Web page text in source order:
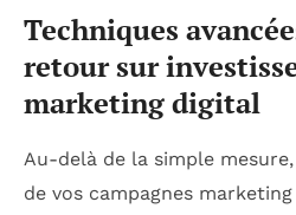
Techniques
retour sur
marketing digital
Au-delà de la simple
de vos campagnes